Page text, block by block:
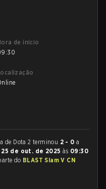
de início
de Dota 2 terminou 2 - 0 a
25 de out. de 2025 às 09:30
do BLAST Slam V CN